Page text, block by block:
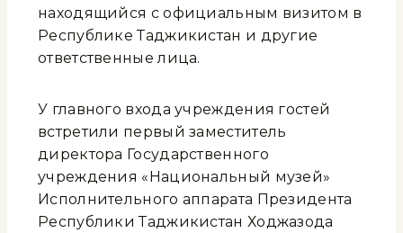
находящийся с официальным визитом в
Республике Таджикистан и другие
ответственные лица.
У главного входа учреждения гостей
встретили первый заместитель
директора Государственного
учреждения «Национальный музей»
Исполнительного аппарата Президента
Республики Таджикистан Ходжазода